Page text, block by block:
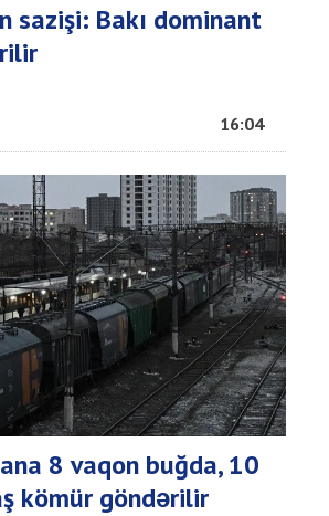
sazişi: Bakı dominant
16:04
8 vaqon buğda, 10
kömür göndərilir